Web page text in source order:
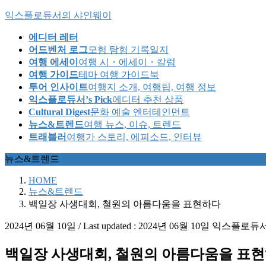
Skip
content
Skip
Navigation
익스플로듀서의 샤인웨이
에디터 레터
어드벤처 로그모험 탐험 기록일지
여행 에세이 여행 시・에세이・칼럼
여행 가이드테마 여행 가이드북
투어 인사이트여행지 소개, 여행팁, 여행 정보
익스플로듀서’s Pick에디터 추천 상품
Cultural Digest문화 예술 엔터테인먼트
뉴스&트렌드여행 뉴스, 이슈, 트렌드
트래블러 여행가 스토리, 에피소드, 인터뷰
뉴스&트렌드
HOME
뉴스&트렌드
백일장 사생대회, 철원의 아름다움을 표현하다
2024년 06월 10일 / Last updated : 2024년 06월 10일 익스플로듀
백일장 사생대회, 철원의 아름다움을 표